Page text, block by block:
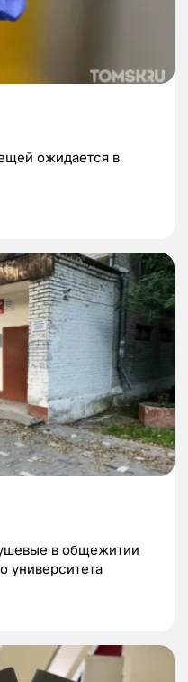
ожидается в
в общежитии
университета